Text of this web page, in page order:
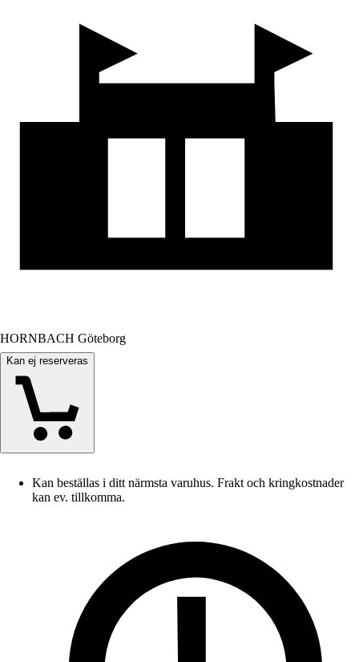
HORNBACH Göteborg
Kan ej reserveras
Kan beställas i ditt närmsta varuhus. Frakt och kringkostnader
kan ev. tillkomma.